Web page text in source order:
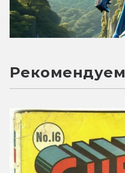
Рекомендуем